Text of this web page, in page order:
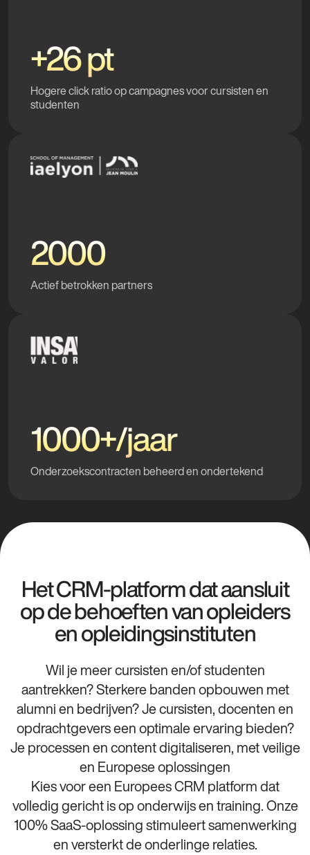
+26 pt
Hogere click ratio op campagnes voor cursisten en
studenten
2000
Actief betrokken partners
1000+/jaar
Onderzoekscontracten beheerd en ondertekend
Het CRM-platform dat aansluit
op de behoeften van opleiders
en opleidingsinstituten
Wil je meer cursisten en/of studenten
aantrekken? Sterkere banden opbouwen met
alumni en bedrijven? Je cursisten, docenten en
opdrachtgevers een optimale ervaring bieden?
Je processen en content digitaliseren, met veilige
en Europese oplossingen
Kies voor een Europees CRM platform dat
volledig gericht is op onderwijs en training. Onze
100% SaaS-oplossing stimuleert samenwerking
en versterkt de onderlinge relaties.